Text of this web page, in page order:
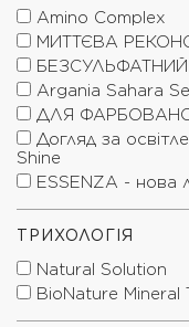
Amino Complex
МИТТЄВА
БЕЗСУЛЬФАТНИЙ
Argania Sahara
ДЛЯ
Догляд за
Shine
ESSENZA - нова
ТРИХОЛОГІЯ
Natural Solution
BioNature Mineral